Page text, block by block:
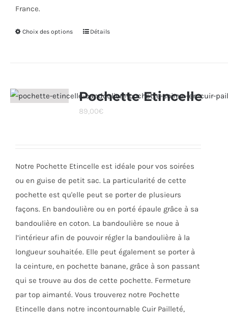
France.
Choix des options
Ce
variations.
Les
choisies
page
produit
Détails
Pochette Etincelle
89,00€
Notre Pochette Etincelle est idéale pour vos soirées
ou en guise de petit sac. La particularité de cette
pochette est qu'elle peut se porter de plusieurs
façons. En bandoulière ou en porté épaule grâce à sa
bandoulière en coton. La bandoulière se noue à
l’intérieur afin de pouvoir régler la bandoulière à la
longueur souhaitée. Elle peut également se porter à
la ceinture, en pochette banane, grâce à son passant
qui se trouve au dos de cette pochette. Fermeture
par top aimanté. Vous trouverez notre Pochette
Etincelle dans notre incontournable Cuir Pailleté,